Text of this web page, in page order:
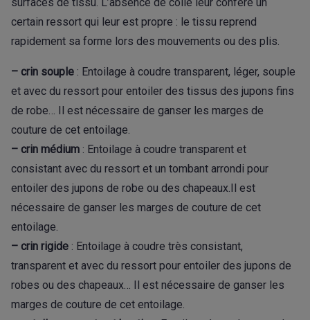
surfaces de tissu. L’absence de colle leur confère un
certain ressort qui leur est propre : le tissu reprend
rapidement sa forme lors des mouvements ou des plis.
– crin souple : Entoilage à coudre transparent, léger, souple
et avec du ressort pour entoiler des tissus des jupons fins
de robe… Il est nécessaire de ganser les marges de
couture de cet entoilage.
– crin médium : Entoilage à coudre transparent et
consistant avec du ressort et un tombant arrondi pour
entoiler des jupons de robe ou des chapeaux.Il est
nécessaire de ganser les marges de couture de cet
entoilage.
– crin rigide : Entoilage à coudre très consistant,
transparent et avec du ressort pour entoiler des jupons de
robes ou des chapeaux… Il est nécessaire de ganser les
marges de couture de cet entoilage.